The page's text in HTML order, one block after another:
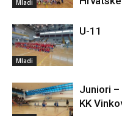
Mladi
Mladi
U-11
Juniori –
KK